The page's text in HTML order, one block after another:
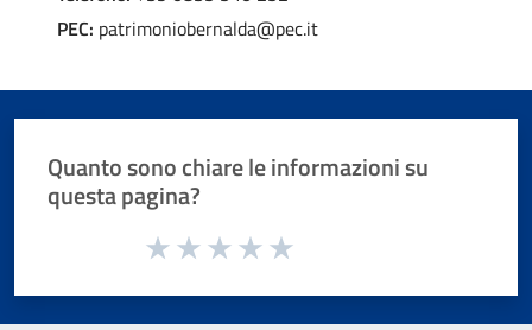
PEC: patrimoniobernalda@pec.it
Quanto sono chiare le informazioni su
questa pagina?
Valuta da 1 a 5 stelle la pagina